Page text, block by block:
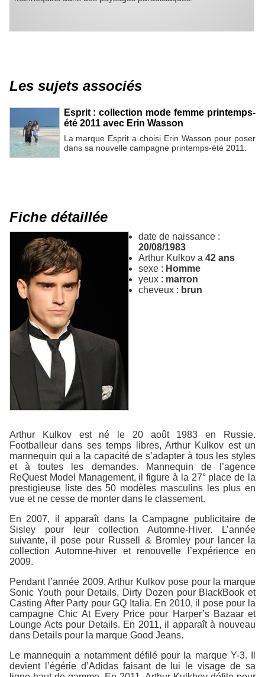
Les sujets associés
Esprit : collection mode femme printemps-
été 2011 avec Erin Wasson
La marque Esprit a choisi Erin Wasson pour poser
dans sa nouvelle campagne printemps-été 2011.
Fiche détaillée
date de naissance :
20/08/1983
Arthur Kulkov a 42 ans
sexe : Homme
yeux : marron
cheveux : brun
Arthur Kulkov est né le 20 août 1983 en Russie.
Footballeur dans ses temps libres, Arthur Kulkov est un
mannequin qui a la capacité de s’adapter à tous les styles
et à toutes les demandes. Mannequin de l’agence
ReQuest Model Management, il figure à la 27° place de la
prestigieuse liste des 50 modèles masculins les plus en
vue et ne cesse de monter dans le classement.
En 2007, il apparaît dans la Campagne publicitaire de
Sisley pour leur collection Automne-Hiver. L’année
suivante, il pose pour Russell & Bromley pour lancer la
collection Automne-hiver et renouvelle l’expérience en
2009.
Pendant l’année 2009, Arthur Kulkov pose pour la marque
Sonic Youth pour Details, Dirty Dozen pour BlackBook et
Casting After Party pour GQ Italia. En 2010, il pose pour la
campagne Chic At Every Price pour Harper’s Bazaar et
Lounge Acts pour Details. En 2011, il apparaît à nouveau
dans Details pour la marque Good Jeans.
Le mannequin a notamment défilé pour la marque Y-3. Il
devient l’égérie d’Adidas faisant de lui le visage de sa